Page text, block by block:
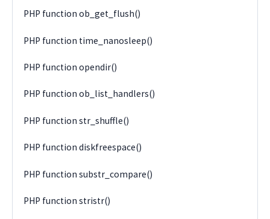
PHP function ob_get_flush()
PHP function time_nanosleep()
PHP function opendir()
PHP function ob_list_handlers()
PHP function str_shuffle()
PHP function diskfreespace()
PHP function substr_compare()
PHP function stristr()